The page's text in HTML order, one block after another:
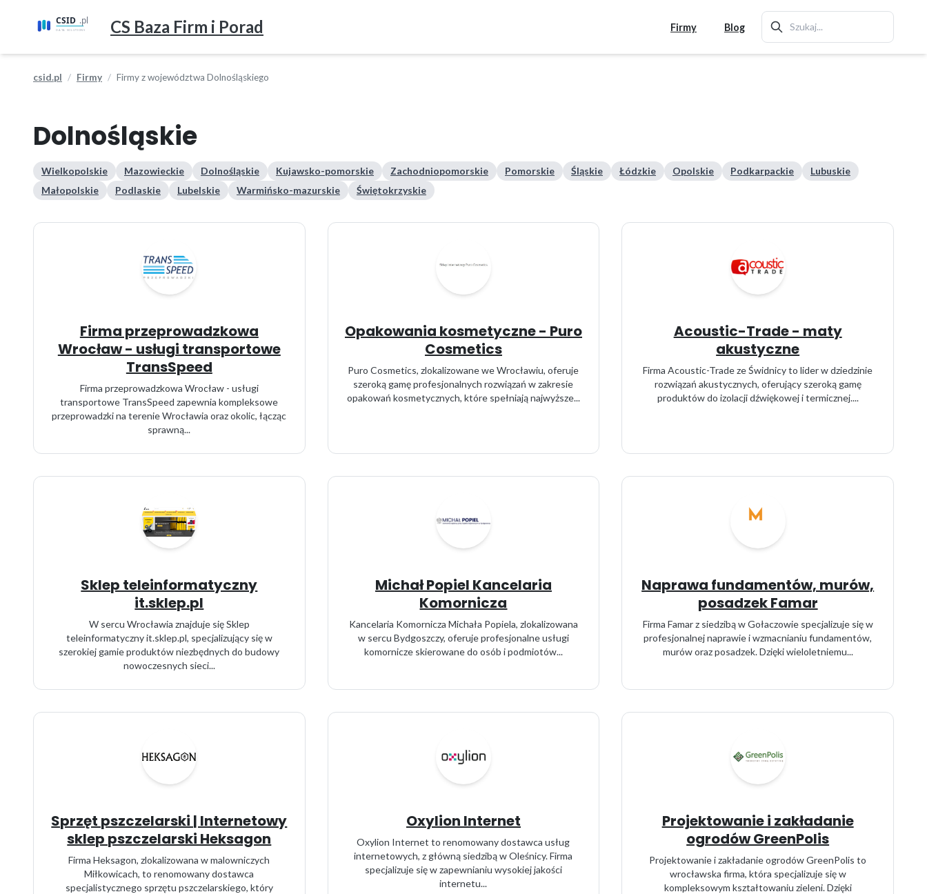
CS Baza Firm i Porad Firmy Blog
csid.pl Firmy Firmy z województwa Dolnośląskiego
Dolnośląskie
Wielkopolskie Mazowieckie Dolnośląskie Kujawsko-pomorskie Zachodniopomorskie Pomorskie Śląskie Łódzkie Opolskie Podkarpackie
Lubuskie
Małopolskie
Podlaskie Lubelskie Warmińsko-mazurskie Świętokrzyskie
Firma przeprowadzkowa
Wrocław - usługi transportowe
TransSpeed
Firma przeprowadzkowa Wrocław - usługi
transportowe TransSpeed zapewnia kompleksowe
przeprowadzki na terenie Wrocławia oraz okolic, łącząc
sprawną...
Opakowania kosmetyczne - Puro
Cosmetics
Puro Cosmetics, zlokalizowane we Wrocławiu, oferuje
szeroką gamę profesjonalnych rozwiązań w zakresie
opakowań kosmetycznych, które spełniają najwyższe...
Acoustic-Trade - maty
akustyczne
Firma Acoustic-Trade ze Świdnicy to lider w dziedzinie
rozwiązań akustycznych, oferujący szeroką gamę
produktów do izolacji dźwiękowej i termicznej....
Sklep teleinformatyczny
it.sklep.pl
W sercu Wrocławia znajduje się Sklep
teleinformatyczny it.sklep.pl, specjalizujący się w
szerokiej gamie produktów niezbędnych do budowy
nowoczesnych sieci...
Michał Popiel Kancelaria
Komornicza
Kancelaria Komornicza Michała Popiela, zlokalizowana
w sercu Bydgoszczy, oferuje profesjonalne usługi
komornicze skierowane do osób i podmiotów...
Naprawa fundamentów, murów,
posadzek Famar
Firma Famar z siedzibą w Gołaczowie specjalizuje się w
profesjonalnej naprawie i wzmacnianiu fundamentów,
murów oraz posadzek. Dzięki wieloletniemu...
Sprzęt pszczelarski | Internetowy
sklep pszczelarski Heksagon
Firma Heksagon, zlokalizowana w malowniczych
Miłkowicach, to renomowany dostawca
specjalistycznego sprzętu pszczelarskiego, który
Oxylion Internet
Oxylion Internet to renomowany dostawca usług
internetowych, z główną siedzibą w Oleśnicy. Firma
specjalizuje się w zapewnianiu wysokiej jakości
internetu...
Projektowanie i zakładanie
ogrodów GreenPolis
Projektowanie i zakładanie ogrodów GreenPolis to
wrocławska firma, która specjalizuje się w
kompleksowym kształtowaniu zieleni. Dzięki